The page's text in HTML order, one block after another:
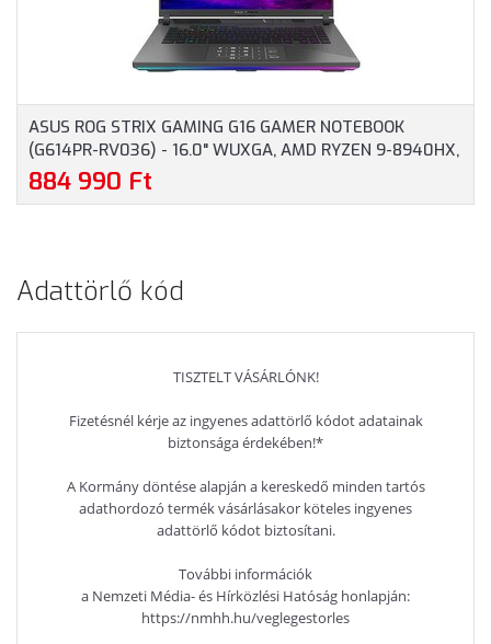
ASUS ROG STRIX GAMING G16 GAMER NOTEBOOK
(G614PR-RV036) - 16.0" WUXGA, AMD RYZEN 9-8940HX,
16GB RAM, 1TB SSD, NVIDIA GEFORCE RTX 5070TI 12GB,
MAGYAR BILLENTYŰZET, OPERÁCIÓS RENDSZER NÉLKÜL,
884 990 Ft
Adattörlő kód
TISZTELT VÁSÁRLÓNK!
Fizetésnél kérje az ingyenes adattörlő kódot adatainak
biztonsága érdekében!*
A Kormány döntése alapján a kereskedő minden tartós
adathordozó termék vásárlásakor köteles ingyenes
adattörlő kódot biztosítani.
További információk
a Nemzeti Média- és Hírközlési Hatóság honlapján:
https://nmhh.hu/veglegestorles